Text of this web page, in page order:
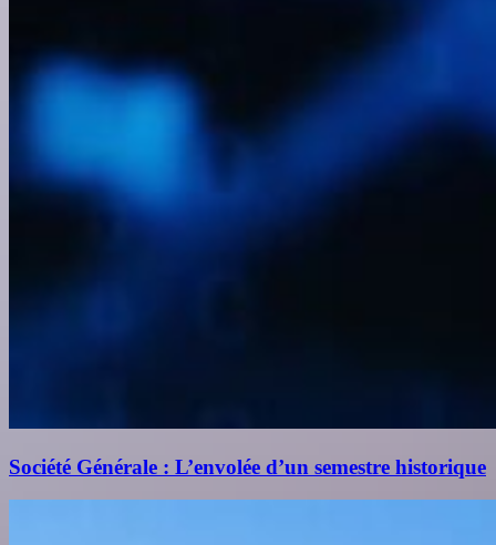
Société Générale : L’envolée d’un semestre historique